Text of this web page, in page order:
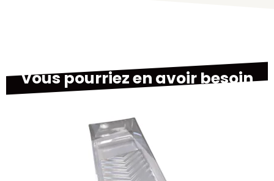
Vous pourriez en avoir besoin